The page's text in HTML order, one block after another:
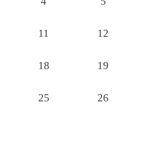
11 12
18 19
25 26